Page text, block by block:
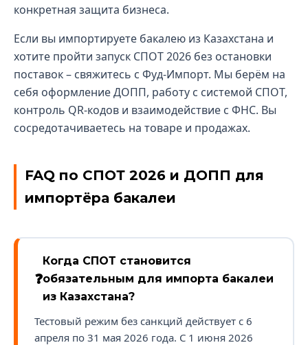
конкретная защита бизнеса.
Если вы импортируете бакалею из Казахстана и
хотите пройти запуск СПОТ 2026 без остановки
поставок – свяжитесь с Фуд-Импорт. Мы берём на
себя оформление ДОПП, работу с системой СПОТ,
контроль QR-кодов и взаимодействие с ФНС. Вы
сосредотачиваетесь на товаре и продажах.
FAQ по СПОТ 2026 и ДОПП для
импортёра бакалеи
Когда СПОТ становится
обязательным для импорта бакалеи
из Казахстана?
Тестовый режим без санкций действует с 6
апреля по 31 мая 2026 года. С 1 июня 2026